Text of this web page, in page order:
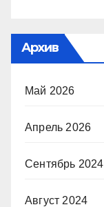
Архив
Май 2026
Апрель 2026
Сентябрь 2024
Август 2024